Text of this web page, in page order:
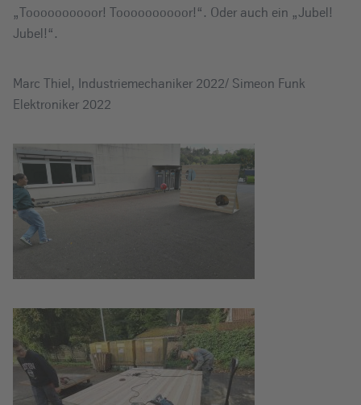
„Toooooooooor! Toooooooooor!“. Oder auch ein „Jubel!
Jubel!“.
Marc Thiel, Industriemechaniker 2022/ Simeon Funk
Elektroniker 2022